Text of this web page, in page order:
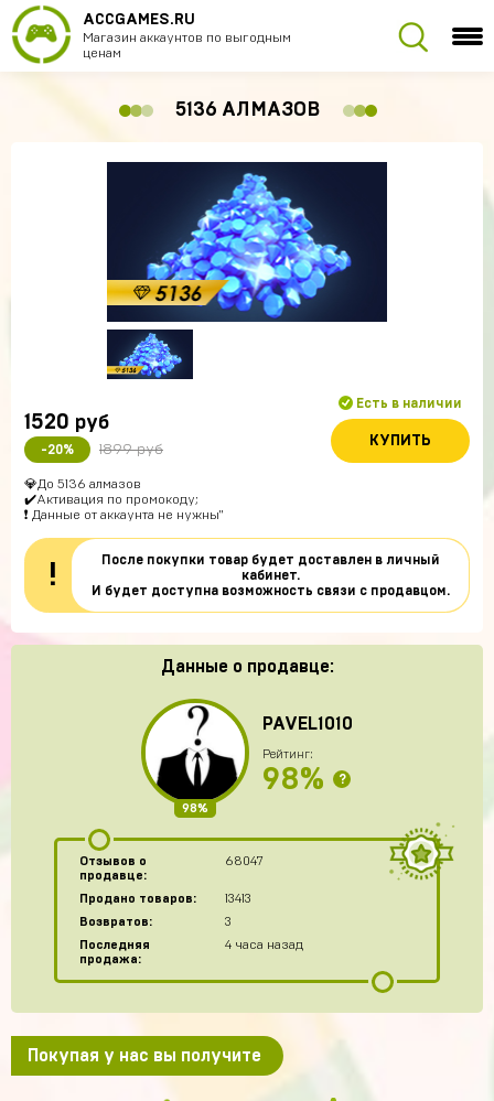
ACCGAMES.RU
Магазин аккаунтов по выгодным
ценам
5136 АЛМАЗОВ
1520 руб
-20% 1899 руб
Есть в наличии
КУПИТЬ
💎До 5136 алмазов
✔️Активация по промокоду;
❗ Данные от аккаунта не нужны"
!
После покупки товар будет доставлен в личный
кабинет.
И будет доступна возможность связи с продавцом.
Данные о продавце:
98%
PAVEL1010
Рейтинг:
98% ?
Отзывов о
продавце:
68047
Продано товаров:
13413
Возвратов:
3
Последняя
продажа:
4 часа назад
Покупая у нас вы получите